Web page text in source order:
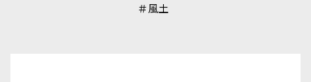
＃風土